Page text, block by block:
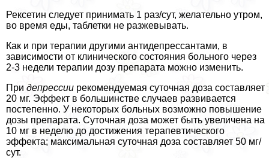
Рексетин следует принимать 1 раз/сут, желательно утром,
во время еды, таблетки не разжевывать.
Как и при терапии другими антидепрессантами, в
зависимости от клинического состояния больного через
2-3 недели терапии дозу препарата можно изменить.
При депрессии рекомендуемая суточная доза составляет
20 мг. Эффект в большинстве случаев развивается
постепенно. У некоторых больных возможно повышение
дозы препарата. Суточная доза может быть увеличена на
10 мг в неделю до достижения терапевтического
эффекта; максимальная суточная доза составляет 50 мг/
сут.